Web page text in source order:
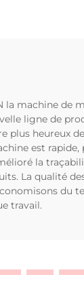
la machine de
ligne de
plus heureux
est rapide,
la
La qualité
du
travail.